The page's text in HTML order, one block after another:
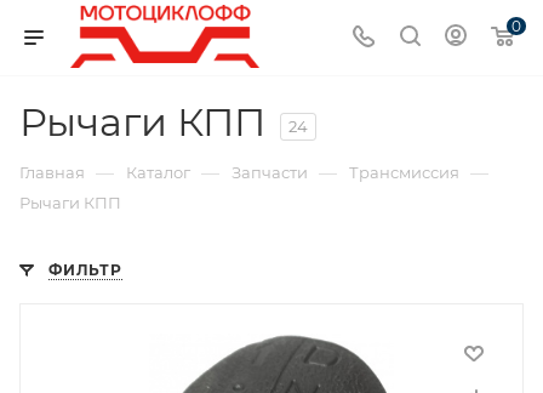
0
Рычаги КПП 24
Главная — Каталог — Запчасти — Трансмиссия —
Рычаги КПП
ФИЛЬТР